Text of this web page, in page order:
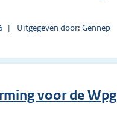
Uitgegeven door: Gennep
voor de Wpg